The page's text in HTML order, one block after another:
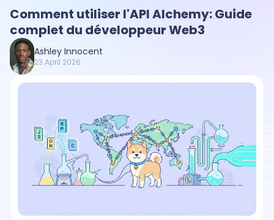
Comment utiliser l'API Alchemy: Guide
complet du développeur Web3
Ashley Innocent
23 April 2026